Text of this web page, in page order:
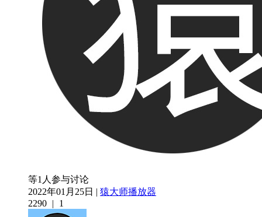
等1人参与讨论
2022年01月25日 | 猿大师播放器
2290 | 1